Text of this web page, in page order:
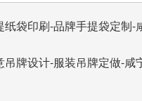
纸袋印刷-品牌手提袋定制-
吊牌设计-服装吊牌定做-咸